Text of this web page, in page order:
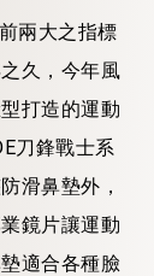
兩大之指標
久，今年風
打造的運動
刀鋒戰士系
滑鼻墊外，
鏡片讓運動
適合各種臉